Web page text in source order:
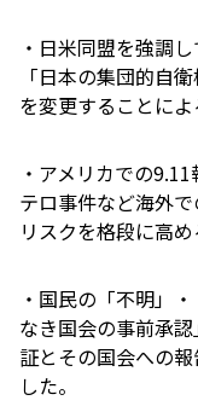
・日米同盟を強調
「日本の集団的自
を変更することによ
・アメリカでの
テロ事件など海外
リスクを格段に高
・国民の「不明」
なき国会の事前承
証とその国会への
した。